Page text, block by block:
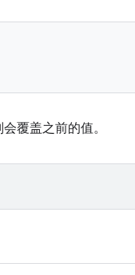
覆盖之前的值。